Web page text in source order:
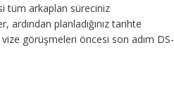
tüm arkaplan süreciniz
planladığınız tarihte
görüşmeleri öncesi son adım DS-